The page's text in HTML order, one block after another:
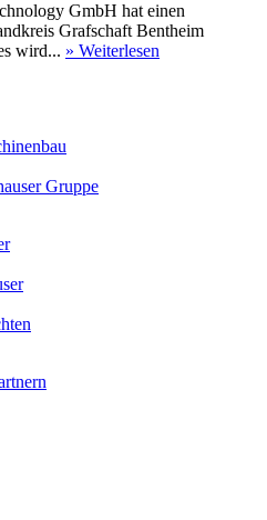
GmbH hat einen
Grafschaft Bentheim
wird... » Weiterlesen
Gruppe